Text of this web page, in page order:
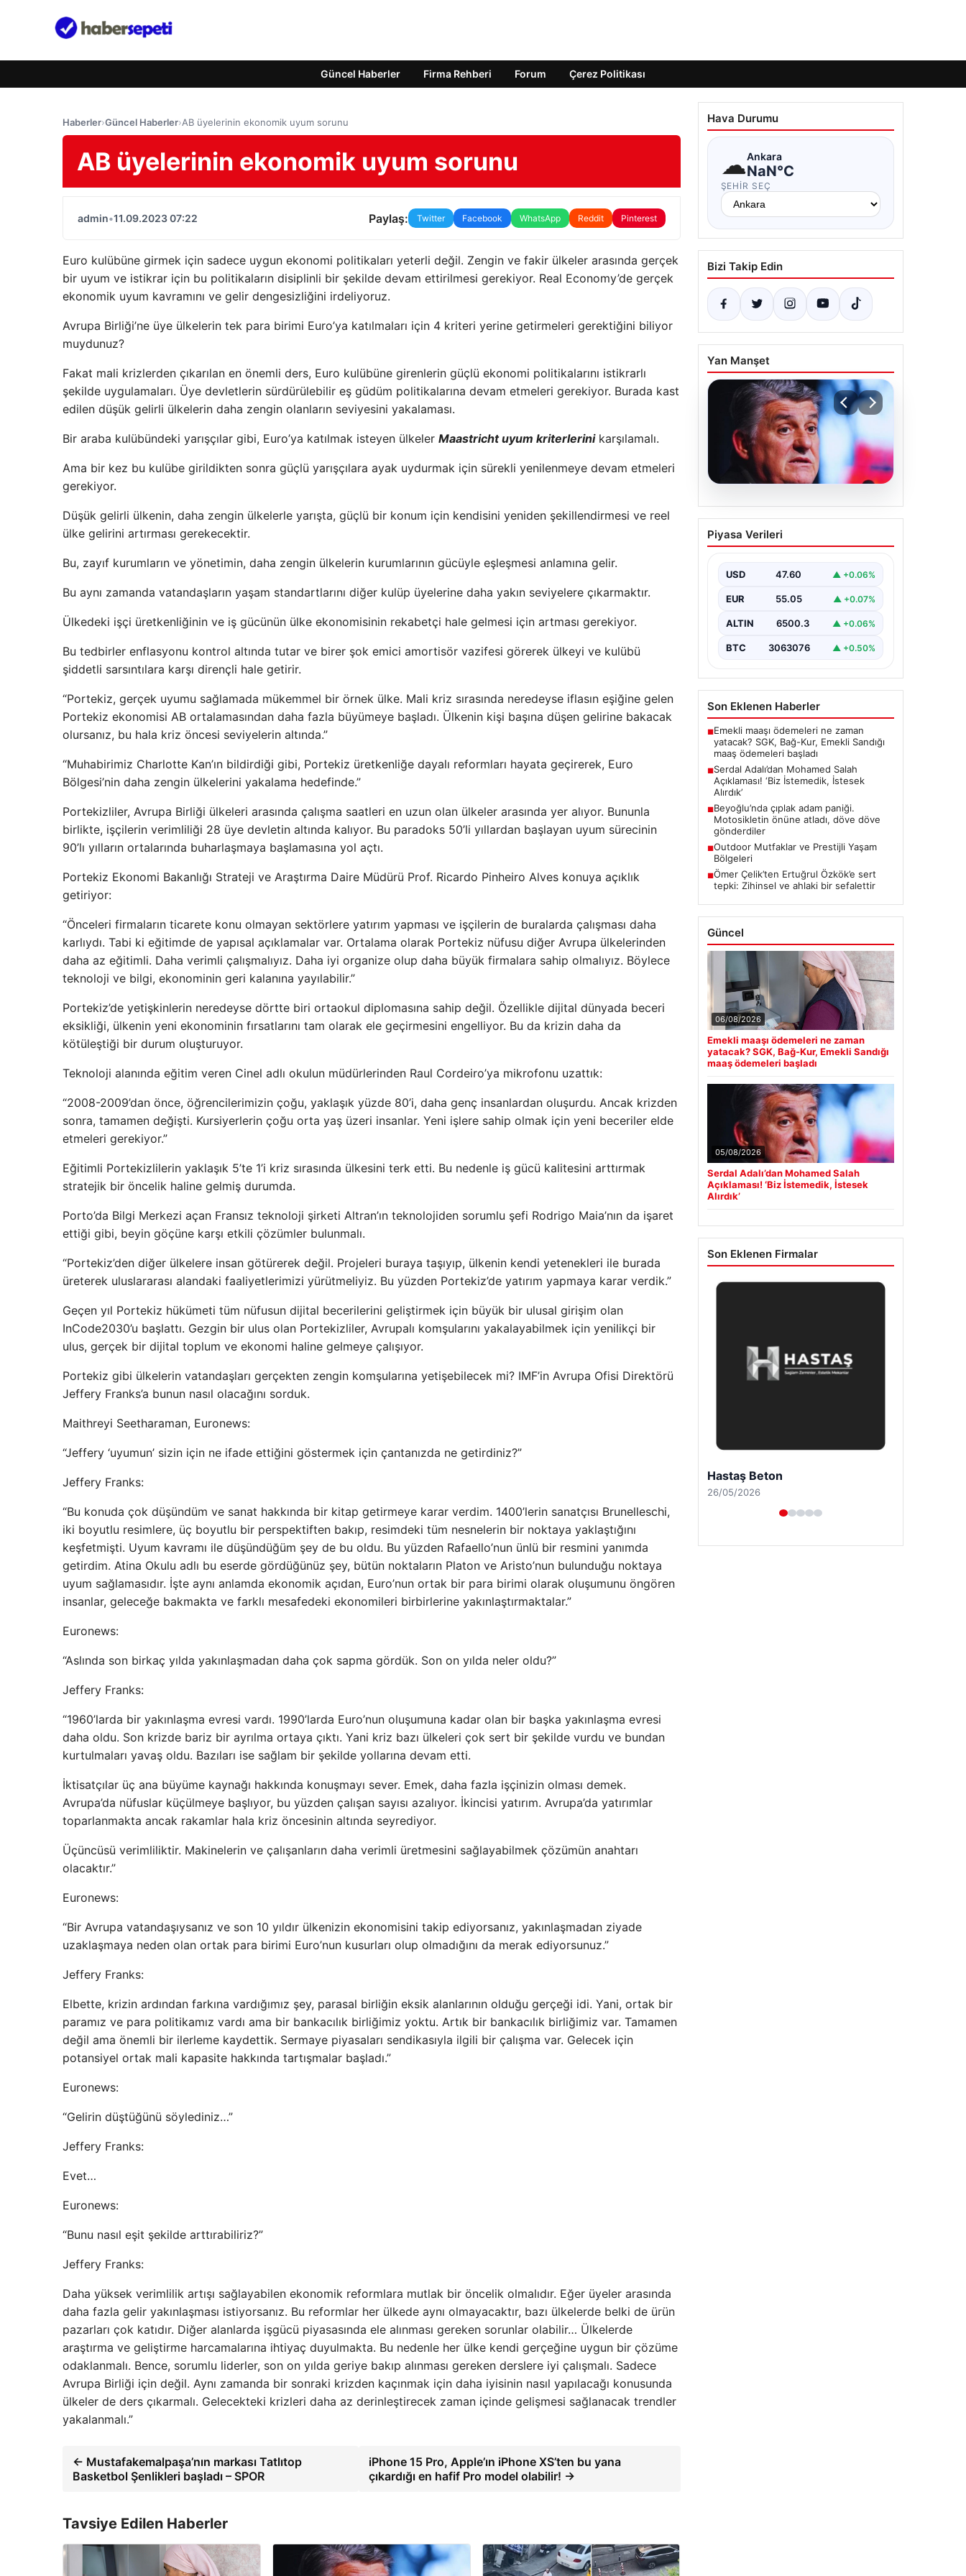
Güncel Haberler Firma Rehberi Forum Çerez Politikası
Haberler›Güncel Haberler›AB üyelerinin ekonomik uyum sorunu
AB üyelerinin ekonomik uyum sorunu
admin•11.09.2023 07:22 Paylaş: Twitter Facebook WhatsApp Reddit Pinterest
Euro kulübüne girmek için sadece uygun ekonomi politikaları yeterli değil. Zengin ve fakir ülkeler arasında gerçek
bir uyum ve istikrar için bu politikaların disiplinli bir şekilde devam ettirilmesi gerekiyor. Real Economy’de gerçek
ekonomik uyum kavramını ve gelir dengesizliğini irdeliyoruz.
Avrupa Birliği’ne üye ülkelerin tek para birimi Euro’ya katılmaları için 4 kriteri yerine getirmeleri gerektiğini biliyor
muydunuz?
Fakat mali krizlerden çıkarılan en önemli ders, Euro kulübüne girenlerin güçlü ekonomi politikalarını istikrarlı
şekilde uygulamaları. Üye devletlerin sürdürülebilir eş güdüm politikalarına devam etmeleri gerekiyor. Burada kast
edilen düşük gelirli ülkelerin daha zengin olanların seviyesini yakalaması.
Bir araba kulübündeki yarışçılar gibi, Euro’ya katılmak isteyen ülkeler Maastricht uyum kriterlerinikarşılamalı.
Ama bir kez bu kulübe girildikten sonra güçlü yarışçılara ayak uydurmak için sürekli yenilenmeye devam etmeleri
gerekiyor.
Düşük gelirli ülkenin, daha zengin ülkelerle yarışta, güçlü bir konum için kendisini yeniden şekillendirmesi ve reel
ülke gelirini artırması gerekecektir.
Bu, zayıf kurumların ve yönetimin, daha zengin ülkelerin kurumlarının gücüyle eşleşmesi anlamına gelir.
Bu aynı zamanda vatandaşların yaşam standartlarını diğer kulüp üyelerine daha yakın seviyelere çıkarmaktır.
Ülkedeki işçi üretkenliğinin ve iş gücünün ülke ekonomisinin rekabetçi hale gelmesi için artması gerekiyor.
Bu tedbirler enflasyonu kontrol altında tutar ve birer şok emici amortisör vazifesi görerek ülkeyi ve kulübü
şiddetli sarsıntılara karşı dirençli hale getirir.
“Portekiz, gerçek uyumu sağlamada mükemmel bir örnek ülke. Mali kriz sırasında neredeyse iflasın eşiğine gelen
Portekiz ekonomisi AB ortalamasından daha fazla büyümeye başladı. Ülkenin kişi başına düşen gelirine bakacak
olursanız, bu hala kriz öncesi seviyelerin altında.”
“Muhabirimiz Charlotte Kan’ın bildirdiği gibi, Portekiz üretkenliğe dayalı reformları hayata geçirerek, Euro
Bölgesi’nin daha zengin ülkelerini yakalama hedefinde.”
Portekizliler, Avrupa Birliği ülkeleri arasında çalışma saatleri en uzun olan ülkeler arasında yer alıyor. Bununla
birlikte, işçilerin verimliliği 28 üye devletin altında kalıyor. Bu paradoks 50’li yıllardan başlayan uyum sürecinin
90’lı yılların ortalarında buharlaşmaya başlamasına yol açtı.
Portekiz Ekonomi Bakanlığı Strateji ve Araştırma Daire Müdürü Prof. Ricardo Pinheiro Alves konuya açıklık
getiriyor:
“Önceleri firmaların ticarete konu olmayan sektörlere yatırım yapması ve işçilerin de buralarda çalışması daha
karlıydı. Tabi ki eğitimde de yapısal açıklamalar var. Ortalama olarak Portekiz nüfusu diğer Avrupa ülkelerinden
daha az eğitimli. Daha verimli çalışmalıyız. Daha iyi organize olup daha büyük firmalara sahip olmalıyız. Böylece
teknoloji ve bilgi, ekonominin geri kalanına yayılabilir.”
Portekiz’de yetişkinlerin neredeyse dörtte biri ortaokul diplomasına sahip değil. Özellikle dijital dünyada beceri
eksikliği, ülkenin yeni ekonominin fırsatlarını tam olarak ele geçirmesini engelliyor. Bu da krizin daha da
kötüleştiği bir durum oluşturuyor.
Teknoloji alanında eğitim veren Cinel adlı okulun müdürlerinden Raul Cordeiro’ya mikrofonu uzattık:
“2008-2009’dan önce, öğrencilerimizin çoğu, yaklaşık yüzde 80’i, daha genç insanlardan oluşurdu. Ancak krizden
sonra, tamamen değişti. Kursiyerlerin çoğu orta yaş üzeri insanlar. Yeni işlere sahip olmak için yeni beceriler elde
etmeleri gerekiyor.”
Eğitimli Portekizlilerin yaklaşık 5’te 1’i kriz sırasında ülkesini terk etti. Bu nedenle iş gücü kalitesini arttırmak
stratejik bir öncelik haline gelmiş durumda.
Porto’da Bilgi Merkezi açan Fransız teknoloji şirketi Altran’ın teknolojiden sorumlu şefi Rodrigo Maia’nın da işaret
ettiği gibi, beyin göçüne karşı etkili çözümler bulunmalı.
“Portekiz’den diğer ülkelere insan götürerek değil. Projeleri buraya taşıyıp, ülkenin kendi yetenekleri ile burada
üreterek uluslararası alandaki faaliyetlerimizi yürütmeliyiz. Bu yüzden Portekiz’de yatırım yapmaya karar verdik.”
Geçen yıl Portekiz hükümeti tüm nüfusun dijital becerilerini geliştirmek için büyük bir ulusal girişim olan
InCode2030’u başlattı. Gezgin bir ulus olan Portekizliler, Avrupalı ​​komşularını yakalayabilmek için yenilikçi bir
ulus, gerçek bir dijital toplum ve ekonomi haline gelmeye çalışıyor.
Portekiz gibi ülkelerin vatandaşları gerçekten zengin komşularına yetişebilecek mi? IMF’in Avrupa Ofisi Direktörü
Jeffery Franks’a bunun nasıl olacağını sorduk.
Maithreyi Seetharaman, Euronews:
“Jeffery ‘uyumun’ sizin için ne ifade ettiğini göstermek için çantanızda ne getirdiniz?”
Jeffery Franks:
“Bu konuda çok düşündüm ve sanat hakkında bir kitap getirmeye karar verdim. 1400’lerin sanatçısı Brunelleschi,
iki boyutlu resimlere, üç boyutlu bir perspektiften bakıp, resimdeki tüm nesnelerin bir noktaya yaklaştığını
keşfetmişti. Uyum kavramı ile düşündüğüm şey de bu oldu. Bu yüzden Rafaello’nun ünlü bir resmini yanımda
getirdim. Atina Okulu adlı bu eserde gördüğünüz şey, bütün noktaların Platon ve Aristo’nun bulunduğu noktaya
uyum sağlamasıdır. İşte aynı anlamda ekonomik açıdan, Euro’nun ortak bir para birimi olarak oluşumunu öngören
insanlar, geleceğe bakmakta ve farklı mesafedeki ekonomileri birbirlerine yakınlaştırmaktalar.”
Euronews:
“Aslında son birkaç yılda yakınlaşmadan daha çok sapma gördük. Son on yılda neler oldu?”
Jeffery Franks:
“1960’larda bir yakınlaşma evresi vardı. 1990’larda Euro’nun oluşumuna kadar olan bir başka yakınlaşma evresi
daha oldu. Son krizde bariz bir ayrılma ortaya çıktı. Yani kriz bazı ülkeleri çok sert bir şekilde vurdu ve bundan
kurtulmaları yavaş oldu. Bazıları ise sağlam bir şekilde yollarına devam etti.
İktisatçılar üç ana büyüme kaynağı hakkında konuşmayı sever. Emek, daha fazla işçinizin olması demek.
Avrupa’da nüfuslar küçülmeye başlıyor, bu yüzden çalışan sayısı azalıyor. İkincisi yatırım. Avrupa’da yatırımlar
toparlanmakta ancak rakamlar hala kriz öncesinin altında seyrediyor.
Üçüncüsü verimliliktir. Makinelerin ve çalışanların daha verimli üretmesini sağlayabilmek çözümün anahtarı
olacaktır.”
Euronews:
“Bir Avrupa vatandaşıysanız ve son 10 yıldır ülkenizin ekonomisini takip ediyorsanız, yakınlaşmadan ziyade
uzaklaşmaya neden olan ortak para birimi Euro’nun kusurları olup olmadığını da merak ediyorsunuz.”
Jeffery Franks:
Elbette, krizin ardından farkına vardığımız şey, parasal birliğin eksik alanlarının olduğu gerçeği idi. Yani, ortak bir
paramız ve para politikamız vardı ama bir bankacılık birliğimiz yoktu. Artık bir bankacılık birliğimiz var. Tamamen
değil ama önemli bir ilerleme kaydettik. Sermaye piyasaları sendikasıyla ilgili bir çalışma var. Gelecek için
potansiyel ortak mali kapasite hakkında tartışmalar başladı.”
Euronews:
“Gelirin düştüğünü söylediniz…”
Jeffery Franks:
Evet…
Euronews:
“Bunu nasıl eşit şekilde arttırabiliriz?”
Jeffery Franks:
Daha yüksek verimlilik artışı sağlayabilen ekonomik reformlara mutlak bir öncelik olmalıdır. Eğer üyeler arasında
daha fazla gelir yakınlaşması istiyorsanız. Bu reformlar her ülkede aynı olmayacaktır, bazı ülkelerde belki de ürün
pazarları çok katıdır. Diğer alanlarda işgücü piyasasında ele alınması gereken sorunlar olabilir… Ülkelerde
araştırma ve geliştirme harcamalarına ihtiyaç duyulmakta. Bu nedenle her ülke kendi gerçeğine uygun bir çözüme
odaklanmalı. Bence, sorumlu liderler, son on yılda geriye bakıp alınması gereken derslere iyi çalışmalı. Sadece
Avrupa Birliği için değil. Aynı zamanda bir sonraki krizden kaçınmak için daha iyisinin nasıl yapılacağı konusunda
ülkeler de ders çıkarmalı. Gelecekteki krizleri daha az derinleştirecek zaman içinde gelişmesi sağlanacak trendler
yakalanmalı.”
← Mustafakemalpaşa’nın markası Tatlıtop
Basketbol Şenlikleri başladı – SPOR
iPhone 15 Pro, Apple’ın iPhone XS’ten bu yana
çıkardığı en hafif Pro model olabilir! →
Tavsiye Edilen Haberler
Hava Durumu
☁Ankara
NaN°C
ŞEHIR SEÇ
Bizi Takip Edin
Yan Manşet
05.08.2026
Serdal Adalı’dan
Mohamed Salah
İstemedik, İstesek
Alırdık’
futbol dünyasında sıkça gündeme
ilgili önemli…
Piyasa Verileri
USD 47.60 ▲ +0.06%
EUR 55.05 ▲ +0.07%
ALTIN 6500.3 ▲ +0.06%
BTC 3063076 ▲ +0.50%
Son Eklenen Haberler
■Emekli maaşı ödemeleri ne zaman
yatacak? SGK, Bağ-Kur, Emekli Sandığı
maaş ödemeleri başladı
■Serdal Adalı’dan Mohamed Salah
Açıklaması! ‘Biz İstemedik, İstesek
Alırdık’
■Beyoğlu’nda çıplak adam paniği.
Motosikletin önüne atladı, döve döve
gönderdiler
■Outdoor Mutfaklar ve Prestijli Yaşam
Bölgeleri
■Ömer Çelik’ten Ertuğrul Özkök’e sert
tepki: Zihinsel ve ahlaki bir sefalettir
Güncel
06/08/2026
Emekli maaşı ödemeleri ne zaman
yatacak? SGK, Bağ-Kur, Emekli Sandığı
maaş ödemeleri başladı
05/08/2026
Serdal Adalı’dan Mohamed Salah
Açıklaması! ‘Biz İstemedik, İstesek
Alırdık’
Son Eklenen Firmalar
Prenses Night Club
29/04/2026